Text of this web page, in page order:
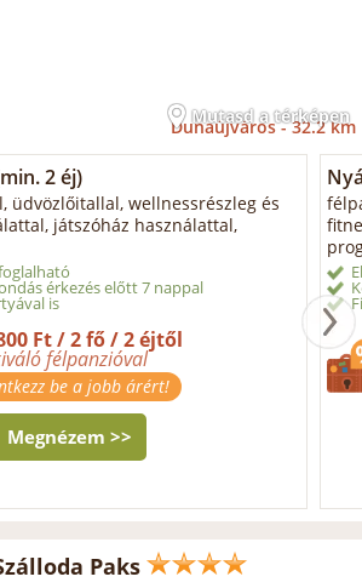
Mutasd a térképen
Dunaújváros -32.2 km
2 éj)
üdvözlőitallal, wellnessrészleg és
játszóház használattal,
érkezés előtt 7 nappal
is
Ft / 2 fő / 2 éjtől
félpanzióval
be a jobb árért!
Megnézem >>
Paks